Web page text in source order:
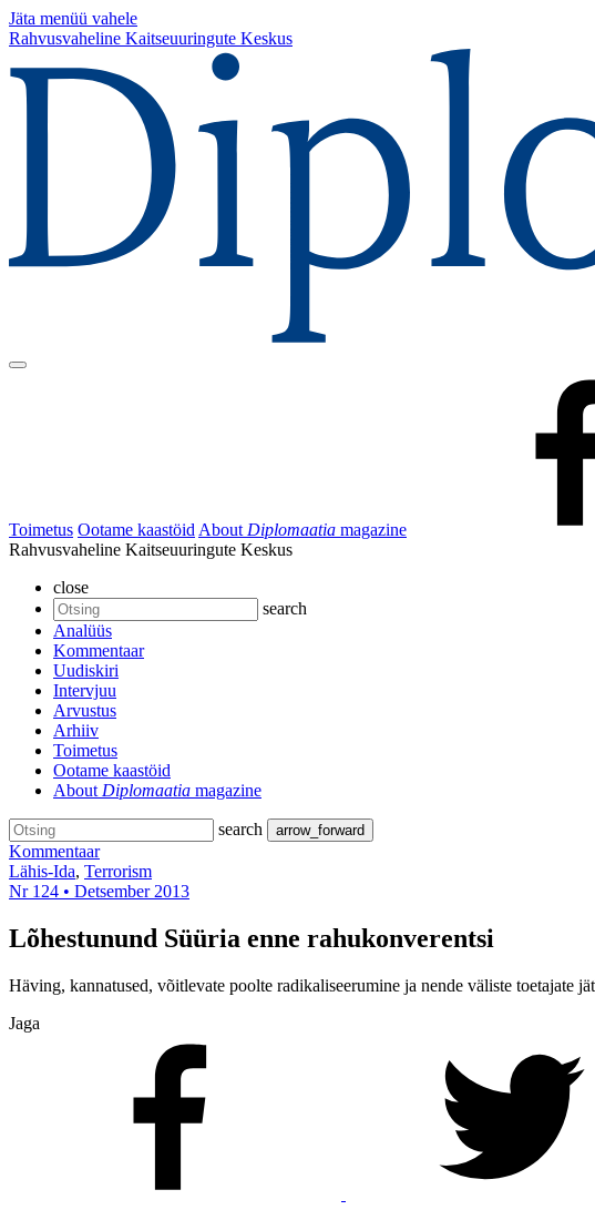
Jäta menüü vahele
Rahvusvaheline Kaitseuuringute Keskus
Toimetus Ootame kaastöid About Diplomaatia magazine
Rahvusvaheline Kaitseuuringute Keskus
close
search
Analüüs
Kommentaar
Uudiskiri
Intervjuu
Arvustus
Arhiiv
Toimetus
Ootame kaastöid
About Diplomaatia magazine
search arrow_forward
Kommentaar
Lähis-Ida, Terrorism
Nr 124 • Detsember 2013
Lõhestunund Süüria enne rahukonverentsi
Häving, kannatused, võitlevate poolte radikaliseerumine ja nende väliste toetajate
Jaga